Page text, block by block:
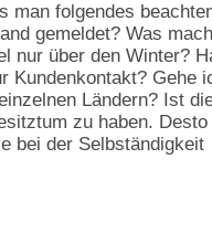
man folgendes
gemeldet? Was
nur über den Winter?
Kundenkontakt? Gehe
Ländern? Ist
zu haben. Desto
bei der Selbständigkeit